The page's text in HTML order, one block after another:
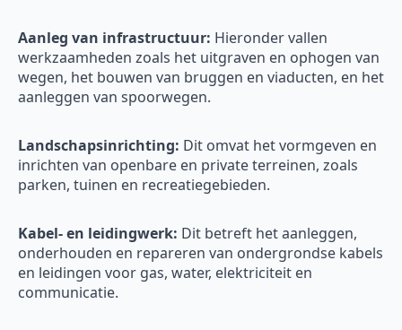
Aanleg van infrastructuur: Hieronder vallen
werkzaamheden zoals het uitgraven en ophogen van
wegen, het bouwen van bruggen en viaducten, en het
aanleggen van spoorwegen.
Landschapsinrichting: Dit omvat het vormgeven en
inrichten van openbare en private terreinen, zoals
parken, tuinen en recreatiegebieden.
Kabel- en leidingwerk: Dit betreft het aanleggen,
onderhouden en repareren van ondergrondse kabels
en leidingen voor gas, water, elektriciteit en
communicatie.